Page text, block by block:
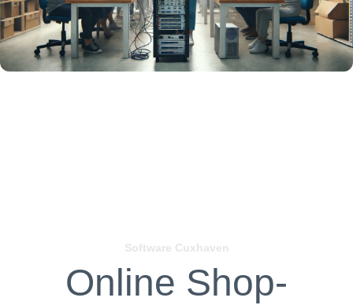
Software Cuxhaven
Online Shop-